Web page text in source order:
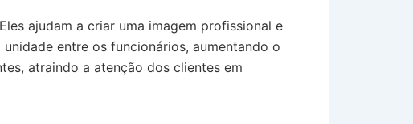
ajudam a criar uma imagem profissional e
entre os funcionários, aumentando o
atraindo a atenção dos clientes em